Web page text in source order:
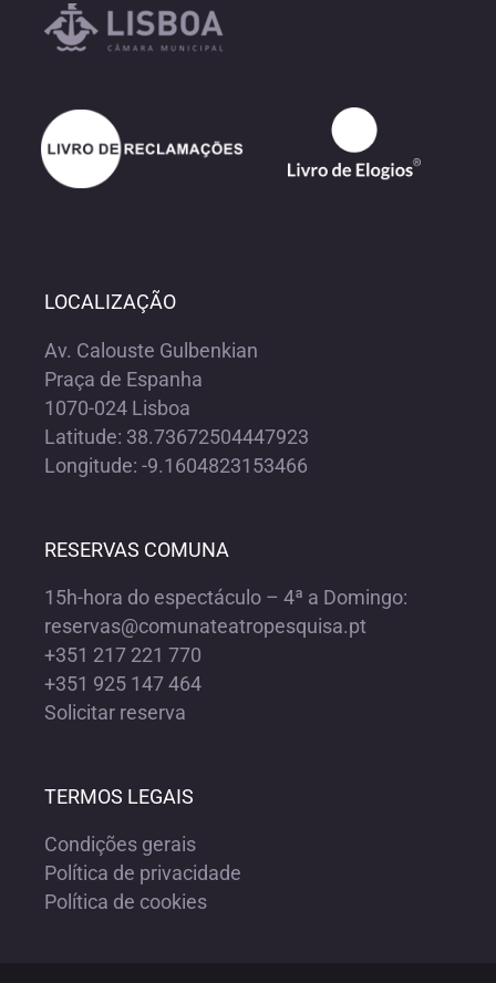
LOCALIZAÇÃO
Av. Calouste Gulbenkian
Praça de Espanha
1070-024 Lisboa
Latitude: 38.73672504447923
Longitude: -9.1604823153466
RESERVAS COMUNA
15h-hora do espectáculo – 4ª a Domingo:
reservas@comunateatropesquisa.pt
+351 217 221 770
+351 925 147 464
Solicitar reserva
TERMOS LEGAIS
Condições gerais
Política de privacidade
Política de cookies